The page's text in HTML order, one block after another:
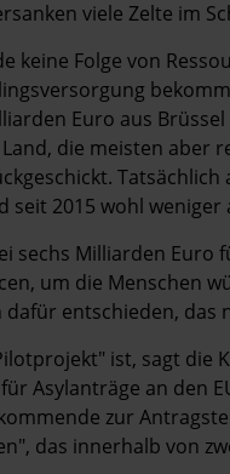
viele ­Zelte im
keine Folge von
Euro aus
die meisten aber
2015 wohl weniger
sechs Milliarden
um die Menschen
entschieden, das
ist, sagt die
Asylanträge an den
zur
das innerhalb von